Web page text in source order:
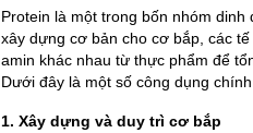
Protein là một trong bốn nhóm
xây dựng cơ bản cho cơ bắp, các
amin khác nhau từ thực phẩm để
Dưới đây là một số công dụng
1. Xây dựng và duy trì cơ bắp